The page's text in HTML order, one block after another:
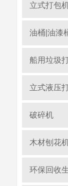
立式打包
油桶|油漆
船用垃圾
立式液压
破碎机
木材刨花
环保回收